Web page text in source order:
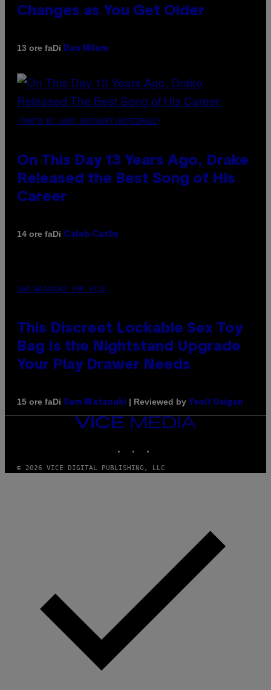
Changes as You Get Older
13 ore faDi Dan Milam
(PHOTO BY GARY GERSHOFF/WIREIMAGE)
On This Day 13 Years Ago, Drake
Released the Best Song of His
Career
14 ore faDi Caleb Catlin
SAM WATANUKI FOR VICE
This Discreet Lockable Sex Toy
Bag Is the Nightstand Upgrade
Your Play Drawer Needs
15 ore faDi Sam Watanuki | Reviewed by Ysolt Usigan
VICE
MEDIA
© 2026 VICE DIGITAL PUBLISHING, LLC